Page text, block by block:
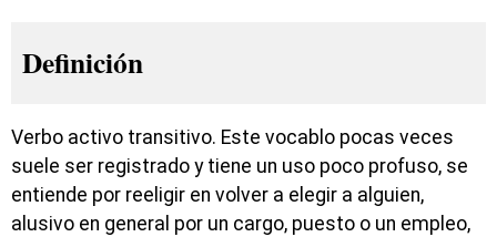
Definición
Verbo activo transitivo. Este vocablo pocas veces
suele ser registrado y tiene un uso poco profuso, se
entiende por reeligir en volver a elegir a alguien,
alusivo en general por un cargo, puesto o un empleo,